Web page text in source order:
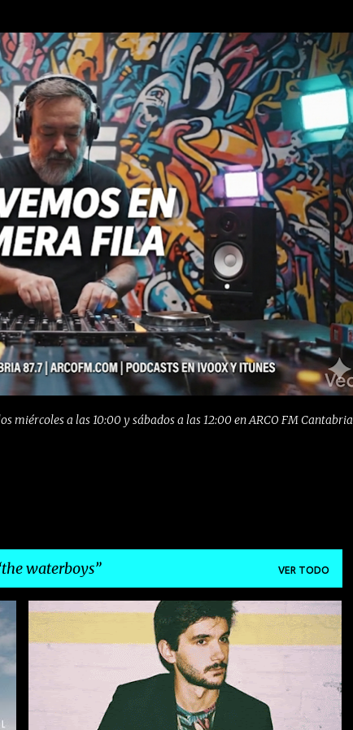
miércoles a las 10:00 y sábados a las 12:00 en ARCO FM Cantabria
the waterboys VER TODO
ANGEL ZAMBRANA ARCO FM EIRA